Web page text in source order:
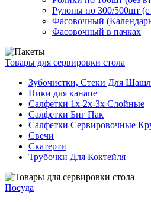
Рулоны по 300/500шт (с
Фасовочный
Фасовочный в пачках
Товары для сервировки стола
Зубочистки, Стеки Для
Пики для канапе
Салфетки 1х-2х-3х Слойные
Салфетки Биг Пак
Салфетки Сервировочные
Свечи
Скатерти
Трубочки Для Коктейля
Посуда